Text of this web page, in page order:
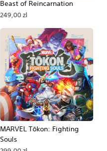
Beast of Reincarnation
249,00 zl
MARVEL Tōkon: Fighting
Souls